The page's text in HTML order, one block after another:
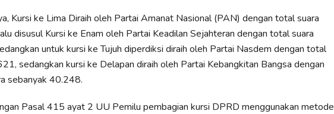
Kursi ke Lima Diraih oleh Partai Amanat Nasional (PAN) dengan total suara
disusul Kursi ke Enam oleh Partai Keadilan Sejahteran dengan total suara
untuk kursi ke Tujuh diperdiksi diraih oleh Partai Nasdem dengan total
sedangkan kursi ke Delapan diraih oleh Partai Kebangkitan Bangsa dengan
sebanyak 40.248.
Pasal 415 ayat 2 UU Pemilu pembagian kursi DPRD menggunakan metode